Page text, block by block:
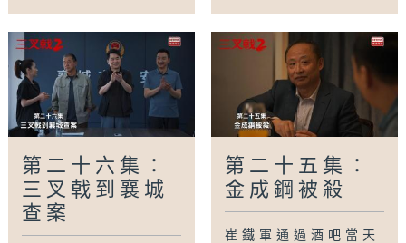
第二十六集：
三叉戟到襄城
查案
第二十五集：
金成鋼被殺
崔鐵軍通過酒吧當天